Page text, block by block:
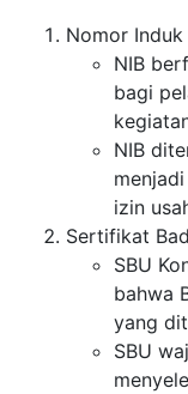
Nomor Induk
NIB
bagi
NIB
izin
Sertifikat
SBU
bahwa
yang
SBU